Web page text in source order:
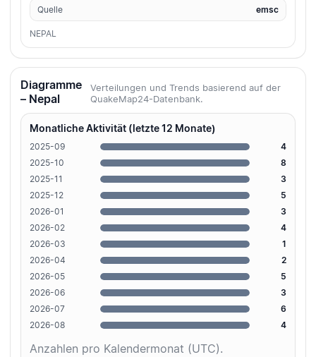
Quelle emsc
NEPAL
Diagramme
– Nepal
Verteilungen und Trends basierend auf der
QuakeMap24-Datenbank.
Monatliche Aktivität (letzte 12 Monate)
2025-09
4
2025-10
8
2025-11
3
2025-12
5
2026-01
3
2026-02
4
2026-03
1
2026-04
2
2026-05
5
2026-06
3
2026-07
6
2026-08
4
Anzahlen pro Kalendermonat (UTC).